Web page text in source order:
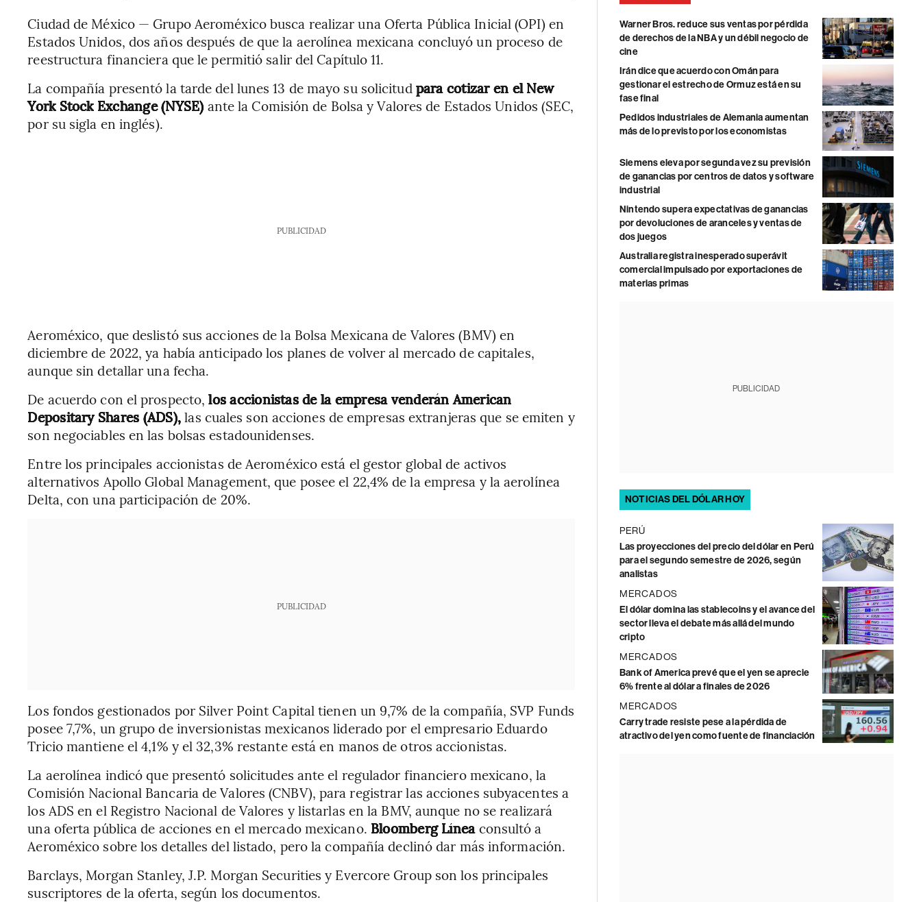
Ciudad de México — Grupo Aeroméxico busca realizar una Oferta Pública Inicial (OPI) en
Estados Unidos, dos años después de que la aerolínea mexicana concluyó un proceso de
reestructura financiera que le permitió salir del Capítulo 11.
La compañía presentó la tarde del lunes 13 de mayo su solicitud para cotizar en el New
York Stock Exchange (NYSE) ante la Comisión de Bolsa y Valores de Estados Unidos (SEC,
por su sigla en inglés).
PUBLICIDAD
Aeroméxico, que deslistó sus acciones de la Bolsa Mexicana de Valores (BMV) en
diciembre de 2022, ya había anticipado los planes de volver al mercado de capitales,
aunque sin detallar una fecha.
De acuerdo con el prospecto, los accionistas de la empresa venderán American
Depositary Shares (ADS),las cuales son acciones de empresas extranjeras que se emiten y
son negociables en las bolsas estadounidenses.
Entre los principales accionistas de Aeroméxico está el gestor global de activos
alternativos Apollo Global Management, que posee el 22,4% de la empresa y la aerolínea
Delta, con una participación de 20%.
PUBLICIDAD
Los fondos gestionados por Silver Point Capital tienen un 9,7% de la compañía, SVP Funds
posee 7,7%, un grupo de inversionistas mexicanos liderado por el empresario Eduardo
Tricio mantiene el 4,1% y el 32,3% restante está en manos de otros accionistas.
La aerolínea indicó que presentó solicitudes ante el regulador financiero mexicano, la
Comisión Nacional Bancaria de Valores (CNBV), para registrar las acciones subyacentes a
los ADS en el Registro Nacional de Valores y listarlas en la BMV, aunque no se realizará
una oferta pública de acciones en el mercado mexicano. Bloomberg Líneaconsultó a
Aeroméxico sobre los detalles del listado, pero la compañía declinó dar más información.
Barclays, Morgan Stanley, J.P. Morgan Securities y Evercore Group son los principales
suscriptores de la oferta, según los documentos.
Warner Bros. reduce sus ventas por pérdida
de derechos de la NBA y un débil negocio de
cine
Irán dice que acuerdo con Omán para
gestionar el estrecho de Ormuz está en su
fase final
Pedidos industriales de Alemania aumentan
más de lo previsto por los economistas
Siemens eleva por segunda vez su previsión
de ganancias por centros de datos y software
industrial
Nintendo supera expectativas de ganancias
por devoluciones de aranceles y ventas de
dos juegos
Australia registra inesperado superávit
comercial impulsado por exportaciones de
materias primas
PUBLICIDAD
NOTICIAS DEL DÓLAR HOY
PERÚ
Las proyecciones del precio del dólar en Perú
para el segundo semestre de 2026, según
analistas
MERCADOS
El dólar domina las stablecoins y el avance del
sector lleva el debate más allá del mundo
cripto
MERCADOS
Bank of America prevé que el yen se aprecie
6% frente al dólar a finales de 2026
MERCADOS
Carry trade resiste pese a la pérdida de
atractivo del yen como fuente de financiación